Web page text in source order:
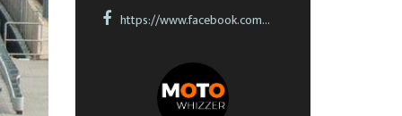
https://www.facebook.com/events/2588091214585711/